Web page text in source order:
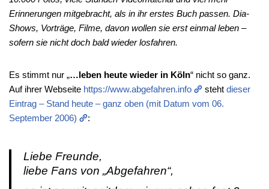
Erinnerungen mitgebracht, als in ihr erstes Buch passen. Dia-
Shows, Vorträge, Filme, davon wollen sie erst einmal leben –
sofern sie nicht doch bald wieder losfahren.
Es stimmt nur „…leben heute wieder in Köln“ nicht so ganz.
Auf ihrer Webseite https://www.abgefahren.info steht dieser
Eintrag – Stand heute – ganz oben (mit Datum vom 06.
September 2006)
:
Liebe Freunde,
liebe Fans von „Abgefahren“,